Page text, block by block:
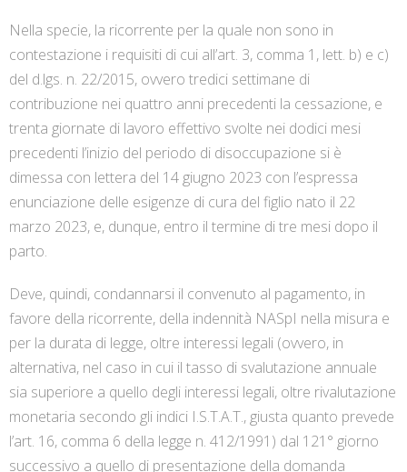
Nella specie, la ricorrente per la quale non sono in
contestazione i requisiti di cui all’art. 3, comma 1, lett. b) e c)
del d.lgs. n. 22/2015, ovvero tredici settimane di
contribuzione nei quattro anni precedenti la cessazione, e
trenta giornate di lavoro effettivo svolte nei dodici mesi
precedenti l’inizio del periodo di disoccupazione si è
dimessa con lettera del 14 giugno 2023 con l’espressa
enunciazione delle esigenze di cura del figlio nato il 22
marzo 2023, e, dunque, entro il termine di tre mesi dopo il
parto.
Deve, quindi, condannarsi il convenuto al pagamento, in
favore della ricorrente, della indennità NASpI nella misura e
per la durata di legge, oltre interessi legali (ovvero, in
alternativa, nel caso in cui il tasso di svalutazione annuale
sia superiore a quello degli interessi legali, oltre rivalutazione
monetaria secondo gli indici I.S.T.A.T., giusta quanto prevede
l’art. 16, comma 6 della legge n. 412/1991) dal 121° giorno
successivo a quello di presentazione della domanda